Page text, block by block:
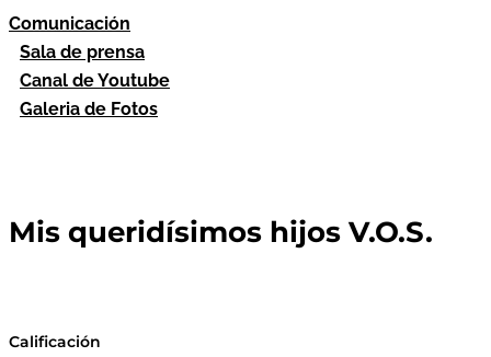
Comunicación
Sala de prensa
Canal de Youtube
Galeria de Fotos
Mis queridísimos hijos V.O.S.
Calificación